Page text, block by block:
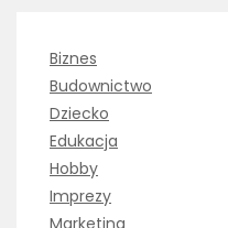
Biznes
Budownictwo
Dziecko
Edukacja
Hobby
Imprezy